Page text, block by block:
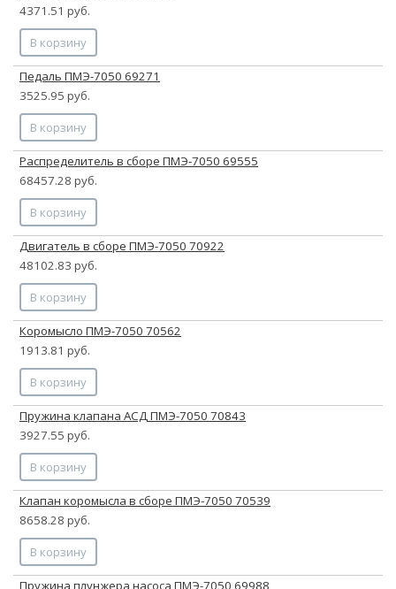
4371.51 руб.
В корзину
Педаль ПМЭ-7050 69271
3525.95 руб.
В корзину
Распределитель в сборе ПМЭ-7050 69555
68457.28 руб.
В корзину
Двигатель в сборе ПМЭ-7050 70922
48102.83 руб.
В корзину
Коромысло ПМЭ-7050 70562
1913.81 руб.
В корзину
Пружина клапана АСД ПМЭ-7050 70843
3927.55 руб.
В корзину
Клапан коромысла в сборе ПМЭ-7050 70539
8658.28 руб.
В корзину
Пружина плунжера насоса ПМЭ-7050 69988